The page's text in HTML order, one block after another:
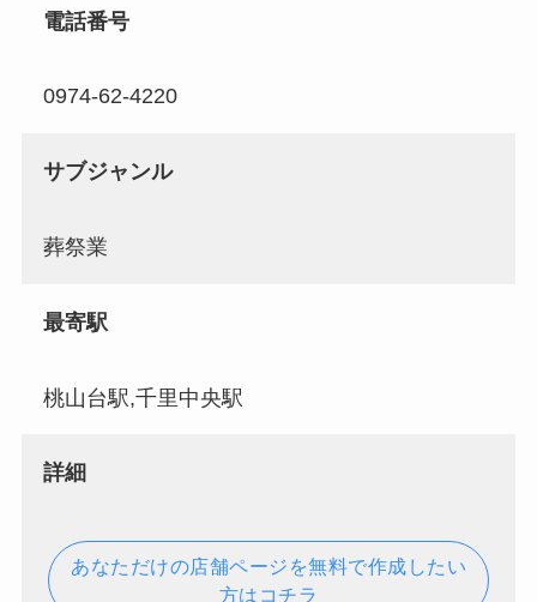
電話番号
0974-62-4220
サブジャンル
葬祭業
最寄駅
桃山台駅,千里中央駅
詳細
あなただけの店舗ページを無料で作成したい
方はコチラ